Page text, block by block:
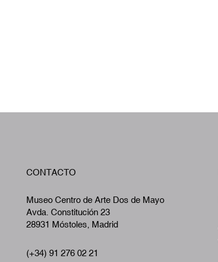
CONTACTO
Museo Centro de Arte Dos de Mayo
Avda. Constitución 23
28931 Móstoles, Madrid
(+34) 91 276 02 21